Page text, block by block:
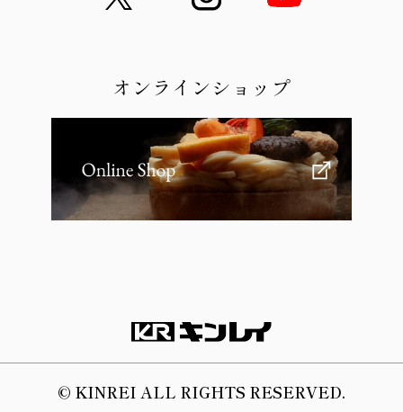
オンラインショップ
© KINREI ALL RIGHTS RESERVED.